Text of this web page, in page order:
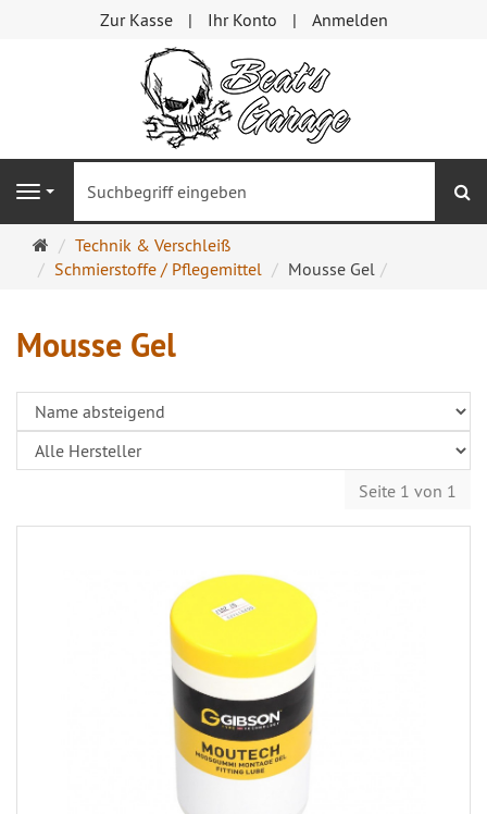
Zur Kasse Ihr Konto Anmelden
Navigation
Startseite
Technik & Verschleiß
Schmierstoffe / Pflegemittel
Mousse Gel
Mousse Gel
Seite 1 von 1